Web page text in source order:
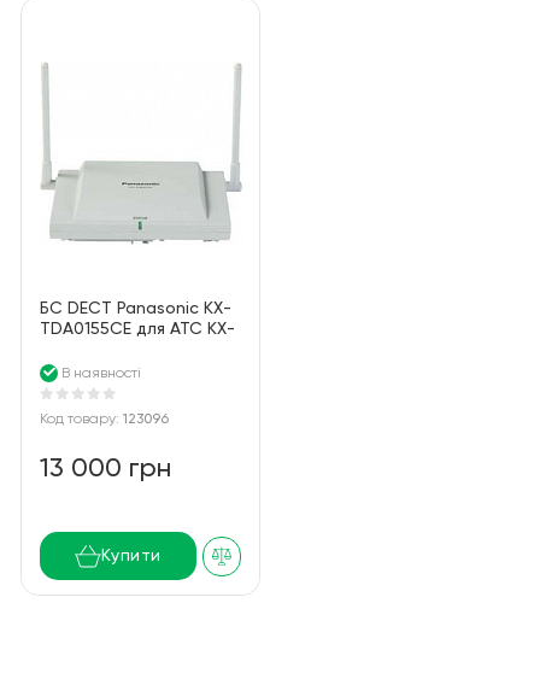
БС DECT Panasonic KX-
TDA0155CE для АТС KX-
канала
В наявності
Код товару: 123096
13 000 грн
Купити